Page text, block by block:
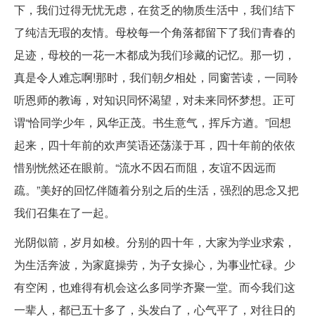
下，我们过得无忧无虑，在贫乏的物质生活中，我们结下
了纯洁无瑕的友情。母校每一个角落都留下了我们青春的
足迹，母校的一花一木都成为我们珍藏的记忆。那一切，
真是令人难忘啊!那时，我们朝夕相处，同窗苦读，一同聆
听恩师的教诲，对知识同怀渴望，对未来同怀梦想。正可
谓“恰同学少年，风华正茂。书生意气，挥斥方遒。”回想
起来，四十年前的欢声笑语还荡漾于耳，四十年前的依依
惜别恍然还在眼前。“流水不因石而阻，友谊不因远而
疏。”美好的回忆伴随着分别之后的生活，强烈的思念又把
我们召集在了一起。
光阴似箭，岁月如梭。分别的四十年，大家为学业求索，
为生活奔波，为家庭操劳，为子女操心，为事业忙碌。少
有空闲，也难得有机会这么多同学齐聚一堂。而今我们这
一辈人，都已五十多了，头发白了，心气平了，对往日的